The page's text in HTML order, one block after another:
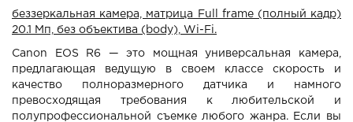
беззеркальная камера, матрица Full frame (полный кадр)
20.1 Мп, без объектива (body), Wi-Fi.
Canon EOS R6 — это мощная универсальная камера,
предлагающая ведущую в своем классе скорость и
качество полноразмерного датчика и намного
превосходящая требования к любительской и
полупрофессиональной съемке любого жанра. Если вы